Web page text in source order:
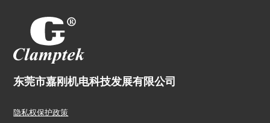
东莞市嘉刚机电科技发展有限公司
隐私权保护政策